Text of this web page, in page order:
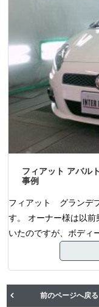
フィアット アバル
事例
フィアット グランデ
す。 オーナー様は以
いたのですが、ボディ
前のページへ戻る